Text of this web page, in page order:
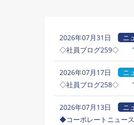
2026年07月31日
ニ
◇社員ブログ259◇ ”
2026年07月17日
ニ
◇社員ブログ258◇ ”
2026年07月13日
ニ
◆コーポレートニュー